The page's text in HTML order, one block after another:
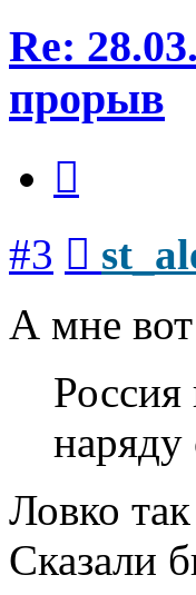
Re:
прорыв
#3
А мне
Ловко
Сказали